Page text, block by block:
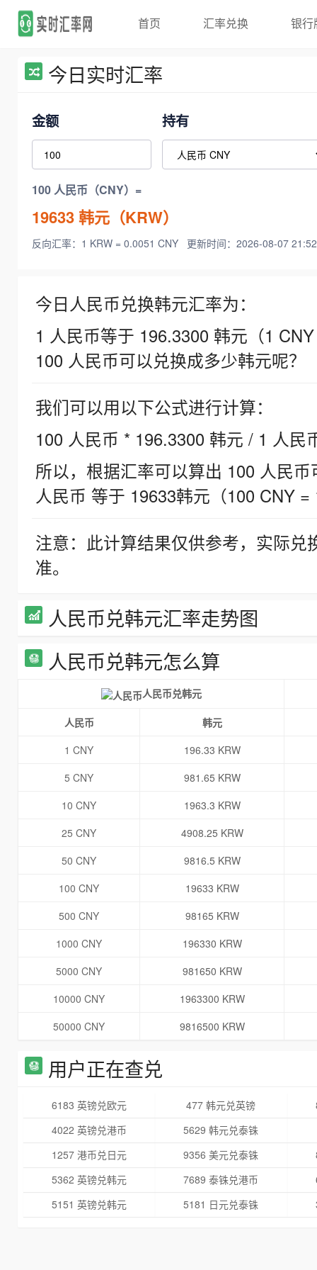
首页 汇率兑换 银行
今日实时汇率
金额 持有
100 人民币（CNY）=
19633韩元（KRW）
反向汇率：1 KRW = 0.0051 CNY 更新时间：2026-08-07
今日人民币兑换韩元汇率为：
1 人民币等于 196.3300 韩元（1
100 人民币可以兑换成多少韩元呢？
我们可以用以下公式进行计算：
100 人民币 * 196.3300 韩元 / 1 人民
所以，根据汇率可以算出 100 人民
人民币 等于 19633韩元（100 CNY =
注意：此计算结果仅供参考，实际
准。
人民币兑韩元汇率走势图
人民币兑韩元怎么算
人民币兑韩元
人民币
韩元
1 CNY
196.33 KRW
5 CNY
981.65 KRW
10 CNY
1963.3 KRW
25 CNY
4908.25 KRW
50 CNY
9816.5 KRW
100 CNY
19633 KRW
500 CNY
98165 KRW
1000 CNY
196330 KRW
5000 CNY
981650 KRW
10000 CNY
1963300 KRW
50000 CNY
9816500 KRW
用户正在查兑
6183 英镑兑欧元 477 韩元兑英镑
4022 英镑兑港币
5629 韩元兑泰铢
1257 港币兑日元
9356 美元兑泰铢
5362 英镑兑韩元
7689 泰铢兑港币
5151 英镑兑韩元
5181 日元兑泰铢